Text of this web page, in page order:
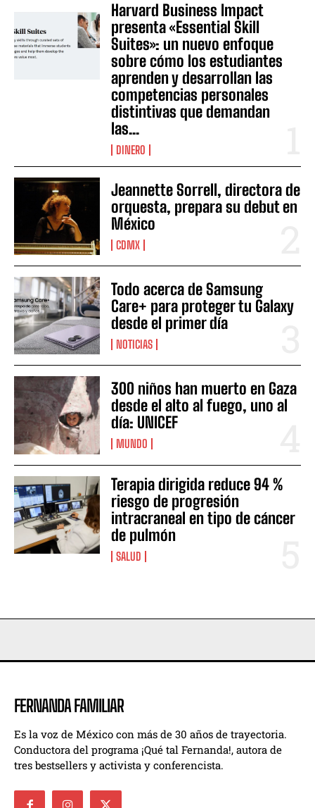
Harvard Business Impact
presenta «Essential Skill
Suites»: un nuevo enfoque
sobre cómo los estudiantes
aprenden y desarrollan las
competencias personales
distintivas que demandan
las...
DINERO
Jeannette Sorrell, directora de
orquesta, prepara su debut en
México
CDMX
Todo acerca de Samsung
Care+ para proteger tu Galaxy
desde el primer día
NOTICIAS
300 niños han muerto en Gaza
desde el alto al fuego, uno al
día: UNICEF
MUNDO
Terapia dirigida reduce 94 %
riesgo de progresión
intracraneal en tipo de cáncer
de pulmón
SALUD
FERNANDA FAMILIAR
Es la voz de México con más de 30 años de trayectoria.
Conductora del programa ¡Qué tal Fernanda!, autora de
tres bestsellers y activista y conferencista.